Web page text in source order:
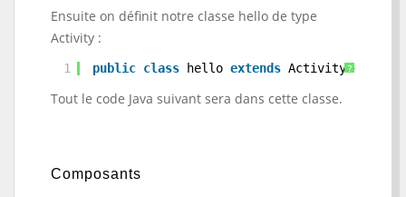
Ensuite on définit notre classe hello de type
Activity :
?
1 public class hello extends Activity {
Tout le code Java suivant sera dans cette classe.
Composants